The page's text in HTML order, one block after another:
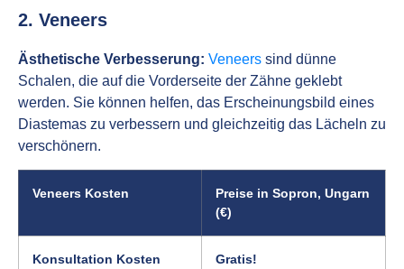
2. Veneers
Ästhetische Verbesserung: Veneers sind dünne
Schalen, die auf die Vorderseite der Zähne geklebt
werden. Sie können helfen, das Erscheinungsbild eines
Diastemas zu verbessern und gleichzeitig das Lächeln zu
verschönern.
Veneers Kosten
Preise in Sopron, Ungarn
(€)
Konsultation Kosten
Gratis!